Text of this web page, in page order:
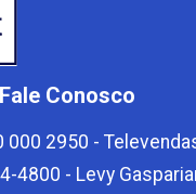
Fale Conosco
000 2950 -
4800 - Levy